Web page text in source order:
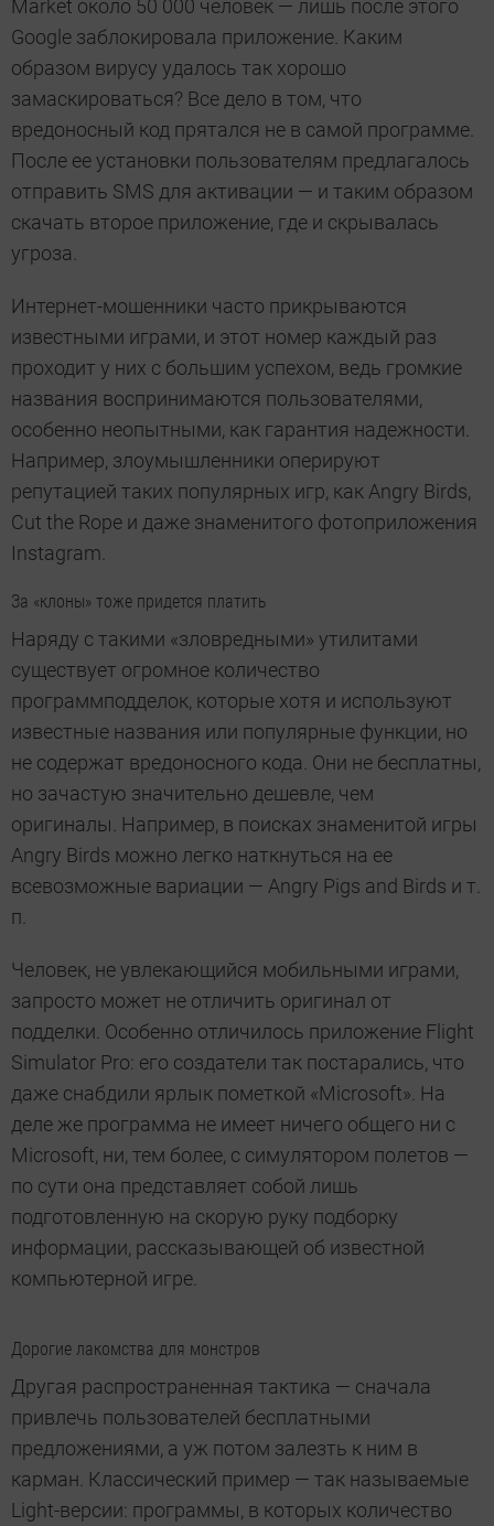
Market около 50 000 человек — лишь после этого
Google заблокировала приложение. Каким
образом вирусу удалось так хорошо
замаскироваться? Все дело в том, что
вредоносный код прятался не в самой программе.
После ее установки пользователям предлагалось
отправить SMS для активации — и таким образом
скачать второе приложение, где и скрывалась
угроза.
Интернет-мошенники часто прикрываются
известными играми, и этот номер каждый раз
проходит у них с большим успехом, ведь громкие
названия воспринимаются пользователями,
особенно неопытными, как гарантия надежности.
Например, злоумышленники оперируют
репутацией таких популярных игр, как Angry Birds,
Cut the Rope и даже знаменитого фотоприложения
Instagram.
За «клоны» тоже придется платить
Наряду с такими «зловредными» утилитами
существует огромное количество
программподделок, которые хотя и используют
известные названия или популярные функции, но
не содержат вредоносного кода. Они не бесплатны,
но зачастую значительно дешевле, чем
оригиналы. Например, в поисках знаменитой игры
Angry Birds можно легко наткнуться на ее
всевозможные вариации — Angry Pigs and Birds и т.
п.
Человек, не увлекающийся мобильными играми,
запросто может не отличить оригинал от
подделки. Особенно отличилось приложение Flight
Simulator Pro: его создатели так постарались, что
даже снабдили ярлык пометкой «Microsoft». На
деле же программа не имеет ничего общего ни с
Microsoft, ни, тем более, с симулятором полетов —
по сути она представляет собой лишь
подготовленную на скорую руку подборку
информации, рассказывающей об известной
компьютерной игре.
Дорогие лакомства для монстров
Другая распространенная тактика — сначала
привлечь пользователей бесплатными
предложениями, а уж потом залезть к ним в
карман. Классический пример — так называемые
Light-версии: программы, в которых количество